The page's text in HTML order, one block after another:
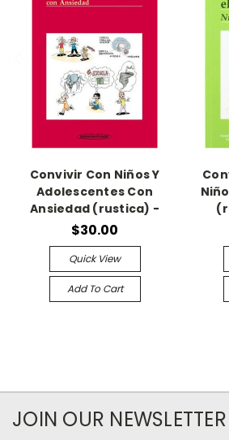
Convivir Con Niños Y
Adolescentes Con
Ansiedad (rustica) -
$30.00
Quick View
Add To Cart
JOIN OUR NEWSLETTER